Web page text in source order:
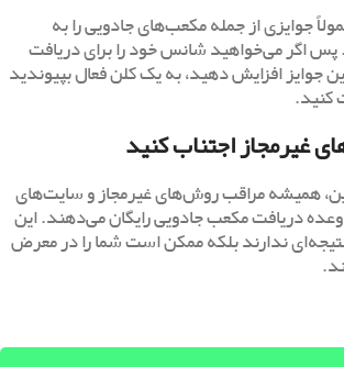
جوایزی از جمله مکعب‌های جادویی را به
پس اگر می‌خواهید شانس خود را برای دریافت
جوایز افزایش دهید، به یک کلن فعال بپیوندید
کنید.
غیرمجاز اجتناب کنید
همیشه مراقب روش‌های غیرمجاز و سایت‌های
دریافت مکعب جادویی رایگان می‌دهند. این
ندارند بلکه ممکن است شما را در معرض